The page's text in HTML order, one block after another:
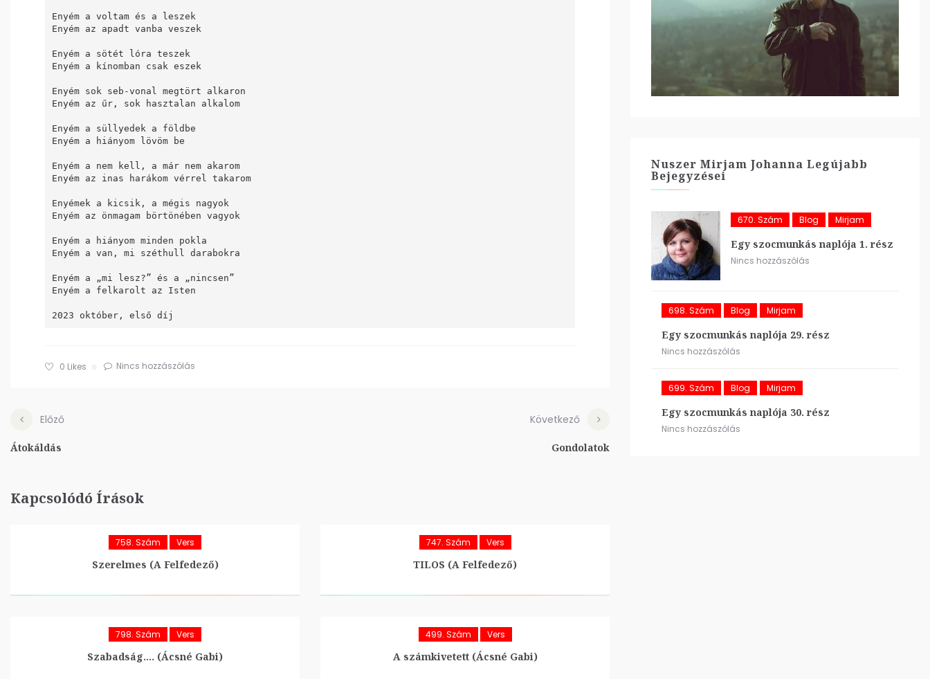
Enyém a voltam és a leszek
Enyém az apadt vanba veszek
Enyém a sötét lóra teszek
Enyém a kínomban csak eszek
Enyém sok seb-vonal megtört alkaron
Enyém az űr, sok hasztalan alkalom
Enyém a süllyedek a földbe
Enyém a hiányom lövöm be
Enyém a nem kell, a már nem akarom
Enyém az inas harákom vérrel takarom
Enyémek a kicsik, a mégis nagyok
Enyém az önmagam börtönében vagyok
Enyém a hiányom minden pokla
Enyém a van, mi széthull darabokra
Enyém a „mi lesz?” és a „nincsen”
Enyém a felkarolt az Isten
0 Likes Nincs hozzászólás
Előző
Átokáldás
Következő
Gondolatok
Kapcsolódó Írások
758. Szám Vers
Szerelmes (A Felfedező)
747. Szám Vers
TILOS (A Felfedező)
798. Szám Vers
Szabadság…. (Ácsné Gabi)
499. Szám Vers
A számkivetett (Ácsné Gabi)
Nuszer Mirjam Johanna Legújabb
Bejegyzései
670. Szám Blog Mirjam
Egy szocmunkás naplója 1. rész
Nincs hozzászólás
698. Szám Blog Mirjam
Egy szocmunkás naplója 29. rész
Nincs hozzászólás
699. Szám Blog Mirjam
Egy szocmunkás naplója 30. rész
Nincs hozzászólás